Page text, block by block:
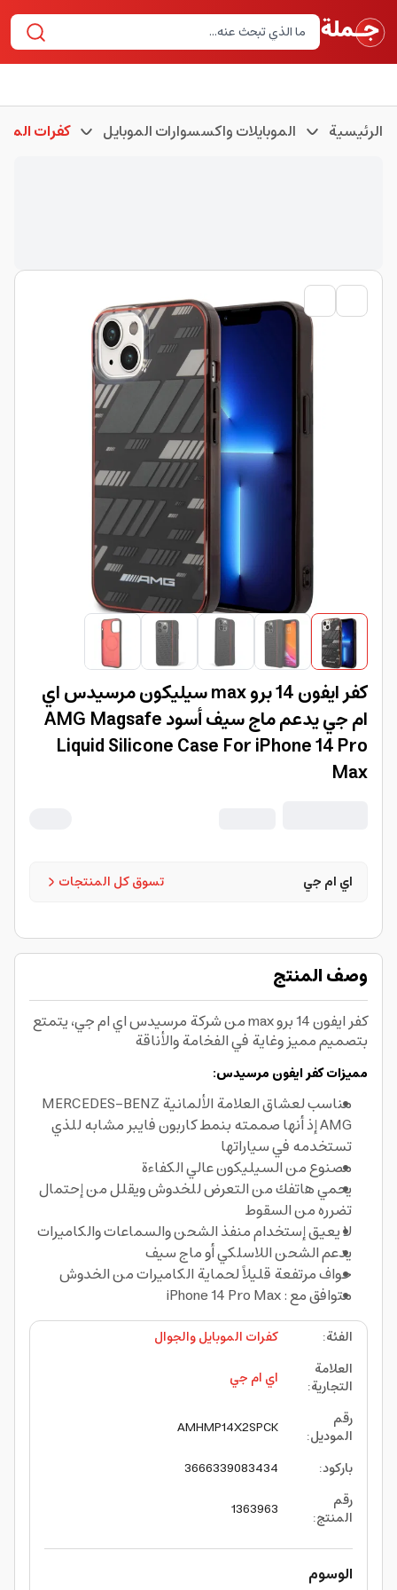
الرئيسية الموبايلات واكسسوارات الموبايل كفرات
كفر ايفون 14 برو max سيليكون مرسيدس اي
ام جي يدعم ماج سيف أسود AMG Magsafe
Liquid Silicone Case For iPhone 14 Pro
Max
تسوق كل المنتجات اي ام جي
وصف المنتج
كفر ايفون 14 برو max من شركة مرسيدس اي ام جي، يتمتع
بتصميم مميز وغاية في الفخامة والأناقة
مميزات كفر ايفون مرسيدس:
مناسب لعشاق العلامة الألمانية MERCEDES-BENZ
AMG إذ أنها صممته بنمط كاربون فايبر مشابه للذي
تستخدمه في سياراتها
مصنوع من السيليكون عالي الكفاءة
يحمي هاتفك من التعرض للخدوش ويقلل من إحتمال
تضرره من السقوط
لا يعيق إستخدام منفذ الشحن والسماعات والكاميرات
يدعم الشحن اللاسلكي أو ماج سيف
حواف مرتفعة قليلاً لحماية الكاميرات من الخدوش
متوافق مع : iPhone 14 Pro Max
الفئة:
كفرات الموبايل والجوال
العلامة
التجارية:
اي ام جي
رقم
الموديل:
AMHMP14X2SPCK
باركود:
3666339083434
رقم
المنتج:
1363963
الوسوم